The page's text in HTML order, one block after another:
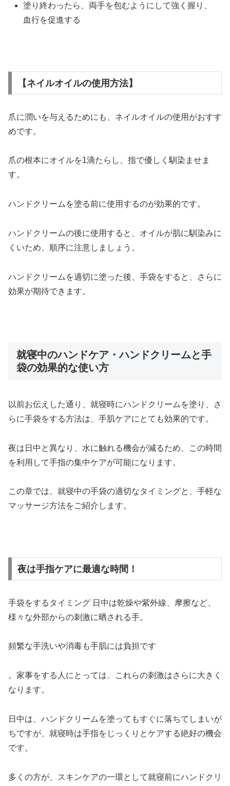
塗り終わったら、両手を包むようにして強く握り、
血行を促進する
【ネイルオイルの使用方法】
爪に潤いを与えるためにも、ネイルオイルの使用がおすす
めです。
爪の根本にオイルを1滴たらし、指で優しく馴染ませま
す。
ハンドクリームを塗る前に使用するのが効果的です。
ハンドクリームの後に使用すると、オイルが肌に馴染みに
くいため、順序に注意しましょう。
ハンドクリームを適切に塗った後、手袋をすると、さらに
効果が期待できます。
就寝中のハンドケア・ハンドクリームと手
袋の効果的な使い方
以前お伝えした通り、就寝時にハンドクリームを塗り、さ
らに手袋をする方法は、手肌ケアにとても効果的です。
夜は日中と異なり、水に触れる機会が減るため、この時間
を利用して手指の集中ケアが可能になります。
この章では、就寝中の手袋の適切なタイミングと、手軽な
マッサージ方法をご紹介します。
夜は手指ケアに最適な時間！
手袋をするタイミング 日中は乾燥や紫外線、摩擦など、
様々な外部からの刺激に晒される手。
頻繁な手洗いや消毒も手肌には負担です
。家事をする人にとっては、これらの刺激はさらに大きく
なります。
日中は、ハンドクリームを塗ってもすぐに落ちてしまいが
ちですが、就寝時は手指をじっくりとケアする絶好の機会
です。
多くの方が、スキンケアの一環として就寝前にハンドクリ